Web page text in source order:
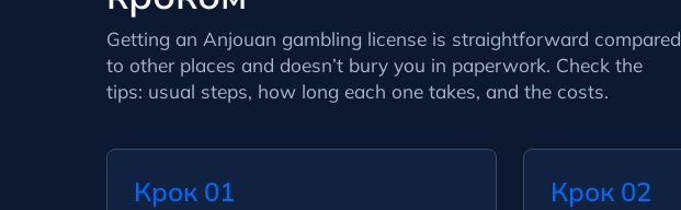
Getting an Anjouan gambling license is straightforward compared
to other places and doesn’t bury you in paperwork. Check the
tips: usual steps, how long each one takes, and the costs.
Крок 01
Крок 02